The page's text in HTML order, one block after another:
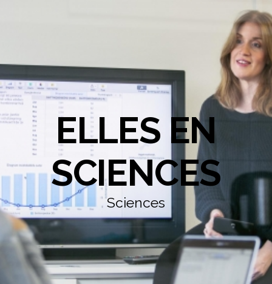
ELLES EN
SCIENCES
Sciences